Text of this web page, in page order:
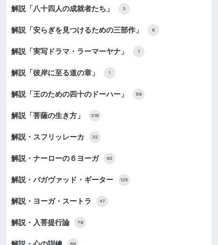
解説「八十四人の成就者たち」 3
解説「安らぎを見つけるための三部作」 6
解説「実写ドラマ・ラーマーヤナ」 1
解説「彼岸に至る道の章」 1
解説「王のための四十のドーハー」 59
解説「菩薩の生き方」 218
解説・スフリッレーカ 32
解説・ナーローの６ヨーガ 92
解説・バガヴァッド・ギーター 125
解説・ヨーガ・スートラ 47
解説・入菩提行論 78
89